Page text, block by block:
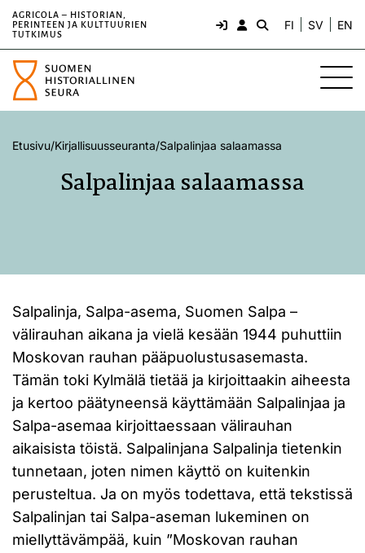
AGRICOLA – HISTORIAN,
PERINTEEN JA KULTTUURIEN
TUTKIMUS
FI SV EN
Etusivu/Kirjallisuusseuranta/Salpalinjaa salaamassa
Salpalinjaa salaamassa
Salpalinja, Salpa-asema, Suomen Salpa –
välirauhan aikana ja vielä kesään 1944 puhuttiin
Moskovan rauhan pääpuolustusasemasta.
Tämän toki Kylmälä tietää ja kirjoittaakin aiheesta
ja kertoo päätyneensä käyttämään Salpalinjaa ja
Salpa-asemaa kirjoittaessaan välirauhan
aikaisista töistä. Salpalinjana Salpalinja tietenkin
tunnetaan, joten nimen käyttö on kuitenkin
perusteltua. Ja on myös todettava, että tekstissä
Salpalinjan tai Salpa-aseman lukeminen on
miellyttävämpää, kuin ”Moskovan rauhan